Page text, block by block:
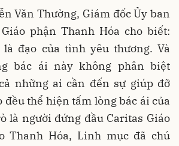
Văn Thường, Giám đốc Ủy ban
phận Thanh Hóa cho biết:
là đạo của tình yêu thương. Và
bác ái này không phân biệt
những ai cần đến sự giúp đỡ
đều thể hiện tấm lòng bác ái của
là người đứng đầu Caritas Giáo
Thanh Hóa, Linh mục đã chú